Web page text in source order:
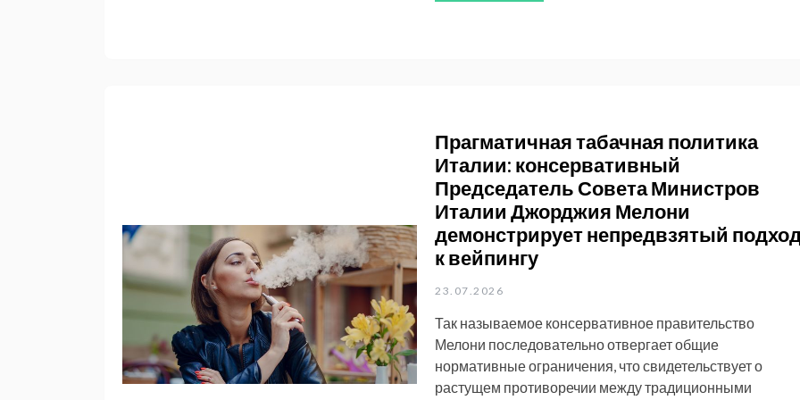
Прагматичная табачная политика
Италии: консервативный
Председатель Совета Министров
Италии Джорджия Мелони
демонстрирует непредвзятый
к вейпингу
23.07.2026
Так называемое консервативное правительство
Мелони последовательно отвергает общие
нормативные ограничения, что свидетельствует о
растущем противоречии между традиционными